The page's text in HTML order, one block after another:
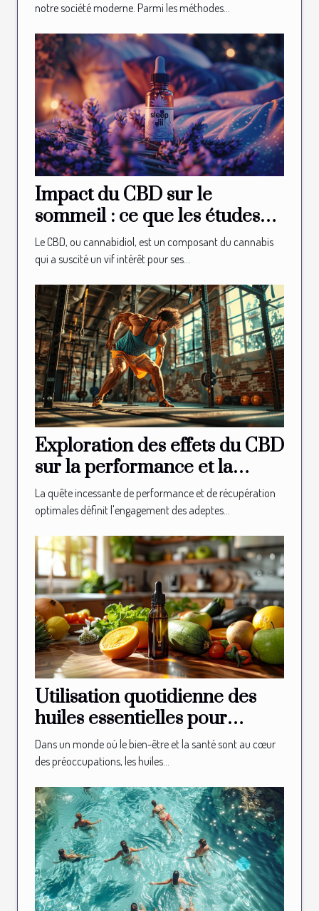
notre société moderne. Parmi les méthodes...
Impact du CBD sur le
sommeil : ce que les études
révèlent
Le CBD, ou cannabidiol, est un composant du cannabis
qui a suscité un vif intérêt pour ses...
Exploration des effets du CBD
sur la performance et la
récupération en CrossFit
La quête incessante de performance et de récupération
optimales définit l'engagement des adeptes...
Utilisation quotidienne des
huiles essentielles pour
optimiser la perte de poids
Dans un monde où le bien-être et la santé sont au cœur
des préoccupations, les huiles...